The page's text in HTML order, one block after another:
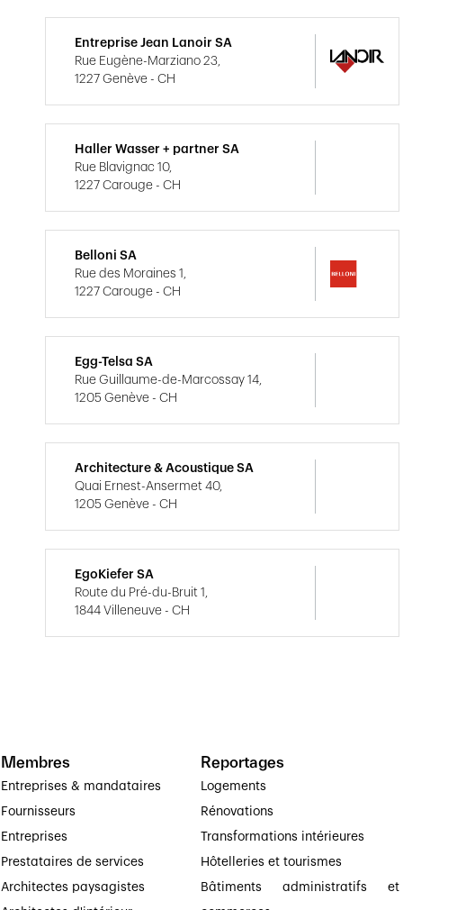
Entreprise Jean Lanoir SA
Rue Eugène-Marziano 23,
1227 Genève - CH
Haller Wasser + partner SA
Rue Blavignac 10,
1227 Carouge - CH
Belloni SA
Rue des Moraines 1,
1227 Carouge - CH
Egg-Telsa SA
Rue Guillaume-de-Marcossay 14,
1205 Genève - CH
Architecture & Acoustique SA
Quai Ernest-Ansermet 40,
1205 Genève - CH
EgoKiefer SA
Route du Pré-du-Bruit 1,
1844 Villeneuve - CH
Membres
Entreprises & mandataires
Fournisseurs
Entreprises
Prestataires de services
Architectes paysagistes
Reportages
Logements
Rénovations
Transformations intérieures
Hôtelleries et tourismes
Bâtiments administratifs et